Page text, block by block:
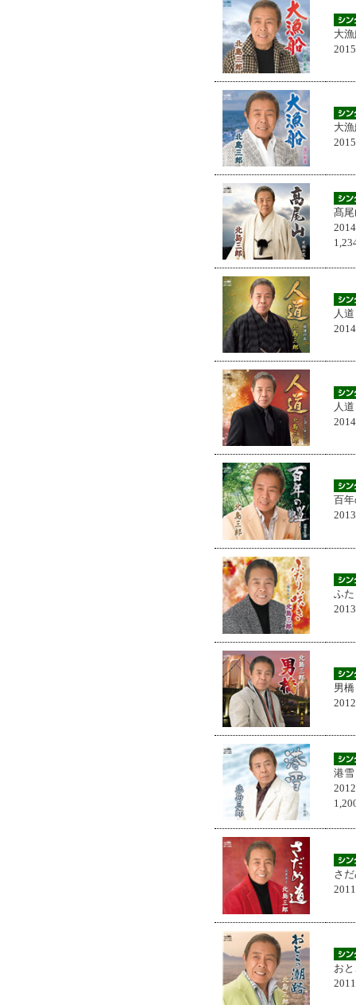
大
大
髙
人
人
百
ふ
男橋
港雪
さ
お